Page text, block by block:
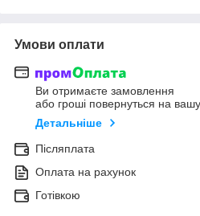
Умови оплати
Ви отримаєте замовлення
або гроші повернуться на
Детальніше
Післяплата
Оплата на рахунок
Готівкою